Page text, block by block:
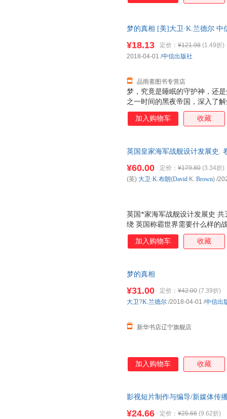
梦的真相 [美]大卫·K.兰德尔 中
梦，究竟是睡眠的守护神，还
之一时间的黑夜帝国，深入了
大卫?K.兰德尔也是一个睡梦中
笑、打呼噜，会跳动、踢腿
小儿科医生以及睡眠犯罪研究
什么不同？我们为什么会做梦
这算不算谋杀？ 更有趣的是，
¥18.13 定价： ¥121.98 (1.49折)
品雨斋图书专营店
2018-04-01 /中信出版社
加入购物车 收藏
英国皇家海军战舰设计发展史.
辱。
英国*家海军战舰设计发展史
绕 英国称霸世界需要什么样的
述了英国海军从传统木制风帆
无畏舰和无畏舰，到由航空母
有助益，对欧美海洋军事文化
¥60.00 定价： ¥179.80 (3.34折)
(英) 大卫·K.布朗(David K. Brown) /
加入购物车 收藏
梦的真相
¥31.00 定价： ¥42.00 (7.39折)
新华书店辽宁旗舰店
大卫?K.兰德尔 /2018-04-01 /中信出
加入购物车 收藏
影视短片制作与编导/新媒体传
¥24.66 定价： ¥25.66 (9.62折)